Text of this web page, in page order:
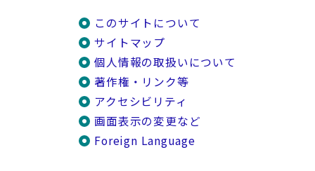
このサイトについて
サイトマップ
個人情報の取扱いについて
著作権・リンク等
アクセシビリティ
画面表示の変更など
Foreign Language